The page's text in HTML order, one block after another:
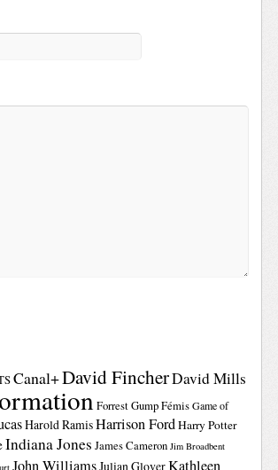
Canal+David FincherDavid Mills
Forrest GumpFémis Game of
Harold RamisHarrison FordHarry Potter
Indiana Jones James Cameron Jim Broadbent
John WilliamsJulian GloverKathleen